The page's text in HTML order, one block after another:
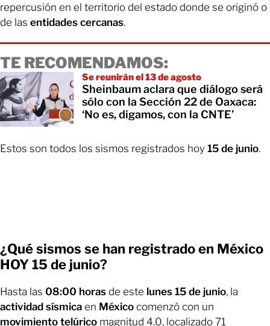
repercusión en el territorio del estado donde se originó o
de las entidades cercanas.
TE RECOMENDAMOS:
Se reunirán el 13 de agosto
Sheinbaum aclara que diálogo será
sólo con la Sección 22 de Oaxaca:
‘No es, digamos, con la CNTE’
Estos son todos los sismos registrados hoy 15 de junio.
¿Qué sismos se han registrado en México
HOY 15 de junio?
Hasta las 08:00 horas de este lunes 15 de junio, la
actividad sísmica en México comenzó con un
movimiento telúrico magnitud 4.0, localizado 71